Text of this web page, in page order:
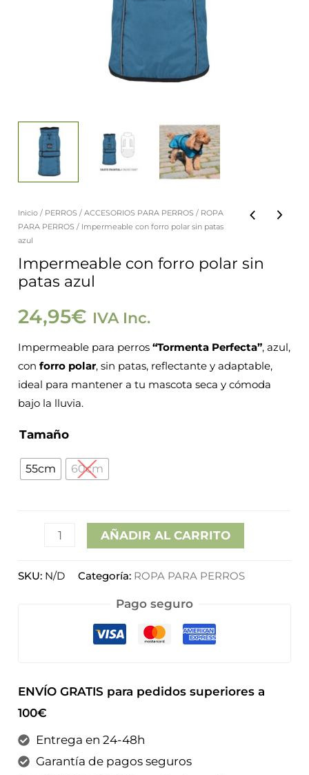
Inicio / PERROS /ACCESORIOS PARA PERROS / ROPA
PARA PERROS / Impermeable con forro polar sin patas
azul
Impermeable con forro polar sin
patas azul
24,95€ IVA Inc.
Impermeable para perros“Tormenta Perfecta”, azul,
conforro polar, sin patas, reflectante y adaptable,
ideal para mantener a tu mascota seca y cómoda
bajo la lluvia.
Tamaño
55cm 60cm
Impermeable
con
forro
polar
patas
azul
cantidad
AÑADIR AL CARRITO
SKU: N/D Categoría: ROPA PARA PERROS
Pago seguro
ENVÍO GRATIS para pedidos superiores a
100€
Entrega en 24-48h
Garantía de pagos seguros